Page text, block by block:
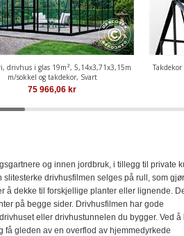
drivhus i glas 19m², 5,14x3,71x3,15m
m/sokkel og takdekor, Svart
75 966,06 kr
og innen jordbruk, i tillegg til private
drivhusfilmen selges på rull, som
å dekke til forskjellige planter eller lignende.
på begge sider. Drivhusfilmen har gode
eller drivhustunnelen du bygger. Ved å
gleden av en overflod av hjemmedyrkede